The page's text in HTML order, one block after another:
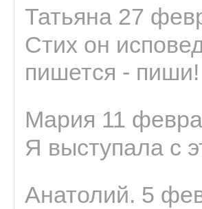
Татьяна 27
Стих он
пишется -
Мария 11
Я выступала с
Анатолий. 5